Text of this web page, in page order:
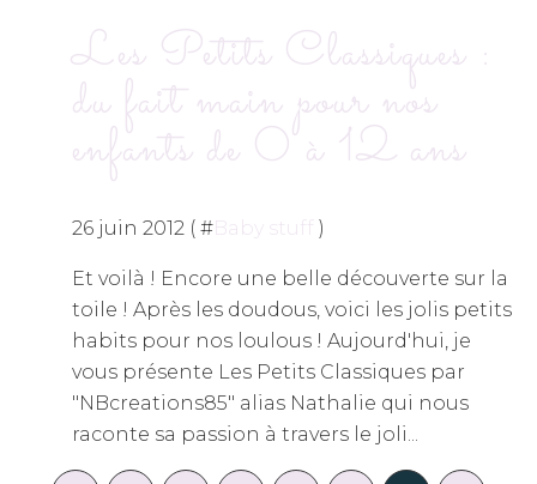
Les Petits Classiques :
du fait main pour nos
enfants de 0 à 12 ans
26 juin 2012 ( #Baby stuff )
Et voilà ! Encore une belle découverte sur la
toile ! Après les doudous, voici les jolis petits
habits pour nos loulous ! Aujourd'hui, je
vous présente Les Petits Classiques par
"NBcreations85" alias Nathalie qui nous
raconte sa passion à travers le joli...